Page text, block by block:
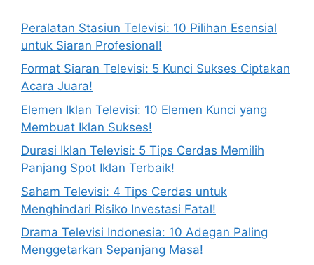
Peralatan Stasiun Televisi: 10 Pilihan Esensial
untuk Siaran Profesional!
Format Siaran Televisi: 5 Kunci Sukses Ciptakan
Acara Juara!
Elemen Iklan Televisi: 10 Elemen Kunci yang
Membuat Iklan Sukses!
Durasi Iklan Televisi: 5 Tips Cerdas Memilih
Panjang Spot Iklan Terbaik!
Saham Televisi: 4 Tips Cerdas untuk
Menghindari Risiko Investasi Fatal!
Drama Televisi Indonesia: 10 Adegan Paling
Menggetarkan Sepanjang Masa!